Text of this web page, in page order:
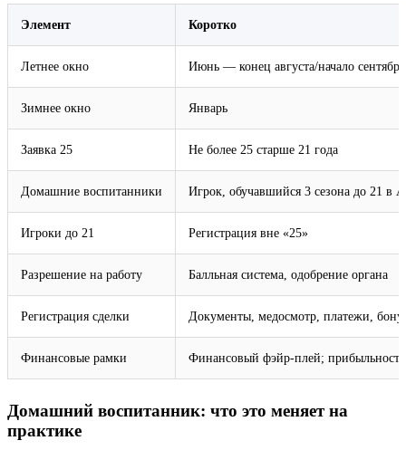
Элемент Коротко
Летнее окно Июнь — конец августа/начало сентября
Зимнее окно Январь
Заявка 25 Не более 25 старше 21 года
Домашние воспитанники Игрок, обучавшийся 3 сезона до 21 в
Игроки до 21 Регистрация вне «25»
Разрешение на работу Балльная система, одобрение органа
Регистрация сделки Документы, медосмотр, платежи,
Финансовые рамки Финансовый фэйр-плей; прибыльность
Домашний воспитанник: что это меняет на
практике